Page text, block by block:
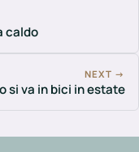
caldo
NEXT →
si va in bici in estate